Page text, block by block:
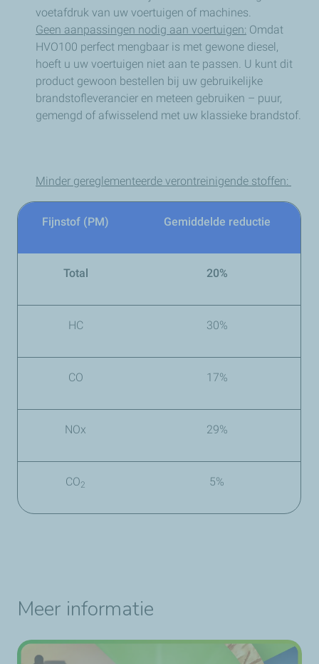
voetafdruk van uw voertuigen of machines.
Geen aanpassingen nodig aan voertuigen: Omdat
HVO100 perfect mengbaar is met gewone diesel,
hoeft u uw voertuigen niet aan te passen. U kunt dit
product gewoon bestellen bij uw gebruikelijke
brandstofleverancier en meteen gebruiken – puur,
gemengd of afwisselend met uw klassieke brandstof.
Minder gereglementeerde verontreinigende stoffen:
Fijnstof (PM) Gemiddelde reductie
Total 20%
HC 30%
CO 17%
NOx 29%
CO2 5%
Meer informatie